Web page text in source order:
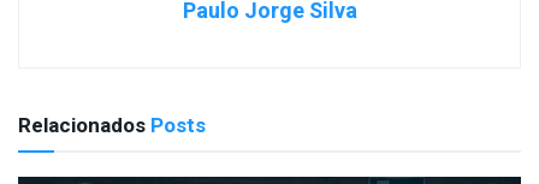
Paulo Jorge Silva
Relacionados Posts